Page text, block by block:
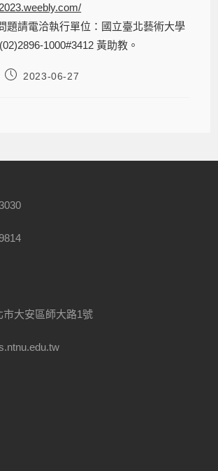
題請電洽執行單位：國立臺北藝術大學
1000#3412 黃助教。
2023-06-27
市大安區師大路1號